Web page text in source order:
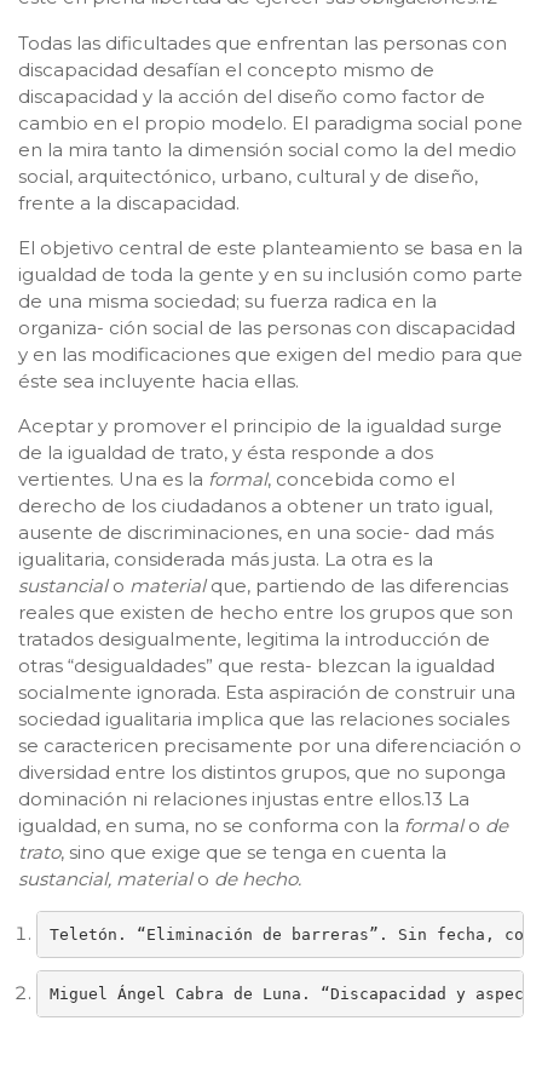
Todas las dificultades que enfrentan las personas con
discapacidad desafían el concepto mismo de
discapacidad y la acción del diseño como factor de
cambio en el propio modelo. El paradigma social pone
en la mira tanto la dimensión social como la del medio
social, arquitectónico, urbano, cultural y de diseño,
frente a la discapacidad.
El objetivo central de este planteamiento se basa en la
igualdad de toda la gente y en su inclusión como parte
de una misma sociedad; su fuerza radica en la
organiza- ción social de las personas con discapacidad
y en las modificaciones que exigen del medio para que
éste sea incluyente hacia ellas.
Aceptar y promover el principio de la igualdad surge
de la igualdad de trato, y ésta responde a dos
vertientes. Una es la formal, concebida como el
derecho de los ciudadanos a obtener un trato igual,
ausente de discriminaciones, en una socie- dad más
igualitaria, considerada más justa. La otra es la
sustancialo materialque, partiendo de las diferencias
reales que existen de hecho entre los grupos que son
tratados desigualmente, legitima la introducción de
otras “desigualdades” que resta- blezcan la igualdad
socialmente ignorada. Esta aspiración de construir una
sociedad igualitaria implica que las relaciones sociales
se caractericen precisamente por una diferenciación o
diversidad entre los distintos grupos, que no suponga
dominación ni relaciones injustas entre ellos.13 La
igualdad, en suma, no se conforma con la formalo de
trato, sino que exige que se tenga en cuenta la
sustancial, materialo de hecho.
Teletón. “Eliminación de barreras”. Sin fecha,
Miguel Ángel Cabra de Luna. “Discapacidad y